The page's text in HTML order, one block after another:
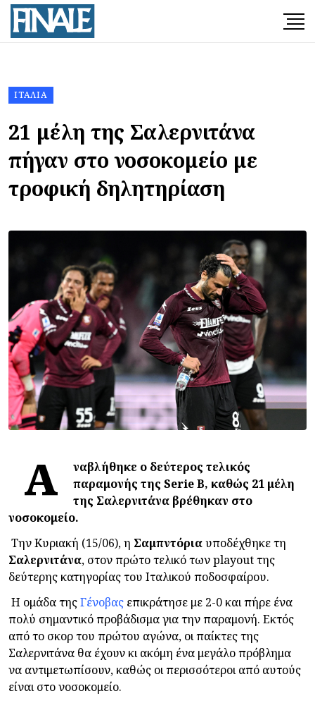
ΙΤΑΛΊΑ
21 μέλη της Σαλερνιτάνα
πήγαν στο νοσοκομείο με
τροφική δηλητηρίαση
Α
ναβλήθηκε ο δεύτερος τελικός
παραμονής της Serie B, καθώς 21 μέλη
της Σαλερνιτάνα βρέθηκαν στο
νοσοκομείο.
Την Κυριακή (15/06), η Σαμπντόριαυποδέχθηκε τη
Σαλερνιτάνα, στον πρώτο τελικό των playout της
δεύτερης κατηγορίας του Ιταλικού ποδοσφαίρου.
Η ομάδα τηςΓένοβας επικράτησε με 2-0 και πήρε ένα
πολύ σημαντικό προβάδισμα για την παραμονή. Εκτός
από το σκορ του πρώτου αγώνα, οι παίκτες της
Σαλερνιτάνα θα έχουν κι ακόμη ένα μεγάλο πρόβλημα
να αντιμετωπίσουν, καθώς οι περισσότεροι από αυτούς
είναι στο νοσοκομείο.